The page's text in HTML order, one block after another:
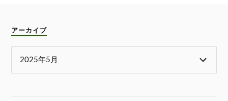
アーカイブ